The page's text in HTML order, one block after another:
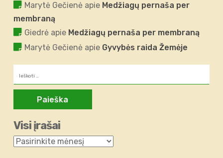
Marytė Gečienė apie Medžiagų pernaša per
membraną
Giedrė apie Medžiagų pernaša per membraną
Marytė Gečienė apie Gyvybės raida Žemėje
Visi įrašai